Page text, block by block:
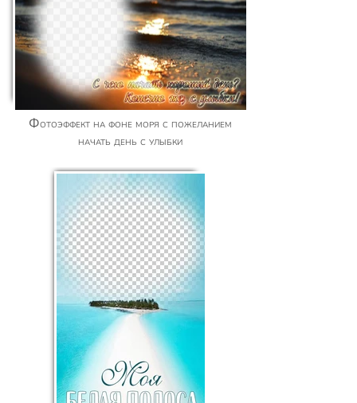
Фотоэффект на фоне моря с пожеланием
начать день с улыбки